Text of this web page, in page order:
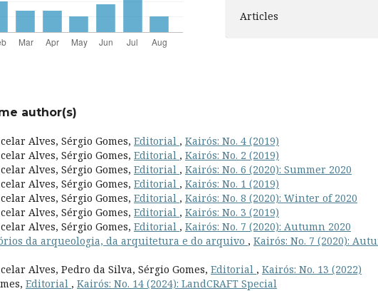
Articles
author(s)
Alves, Sérgio Gomes, Editorial , Kairós: No. 4 (2019)
Alves, Sérgio Gomes, Editorial , Kairós: No. 2 (2019)
Alves, Sérgio Gomes, Editorial , Kairós: No. 6 (2020): Summer 2020
Alves, Sérgio Gomes, Editorial , Kairós: No. 1 (2019)
Alves, Sérgio Gomes, Editorial , Kairós: No. 8 (2020): Winter of 2020
Alves, Sérgio Gomes, Editorial , Kairós: No. 3 (2019)
Alves, Sérgio Gomes, Editorial , Kairós: No. 7 (2020): Autumn 2020
da arqueologia, da arquitetura e do arquivo , Kairós: No. 7 (2020):
Alves, Pedro da Silva, Sérgio Gomes, Editorial , Kairós: No. 13 (2022)
Editorial , Kairós: No. 14 (2024): LandCRAFT Special